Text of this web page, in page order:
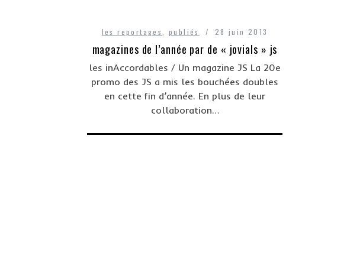
les reportages publiés 28 juin 2013
magazines de l’année par de « jovials » js
les inAccordables / Un magazine JS La 20e
promo des JS a mis les bouchées doubles
en cette fin d’année. En plus de leur
collaboration…